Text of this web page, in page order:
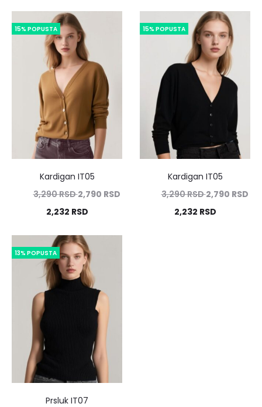
15% POPUSTA
Kardigan IT05
3,290RSD2,790 RSD
2,232 RSD
15% POPUSTA
Kardigan IT05
3,290RSD2,790 RSD
2,232 RSD
13% POPUSTA
Prsluk IT07